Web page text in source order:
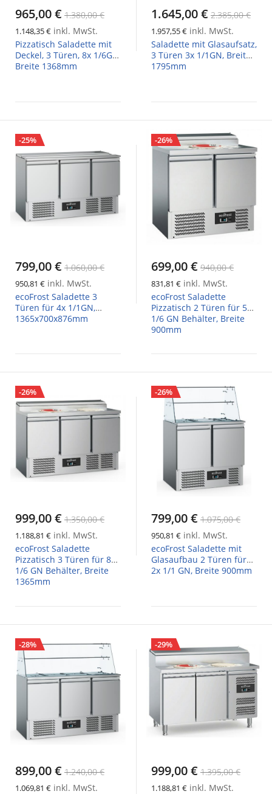
965,00 € 1.380,00 €
1.148,35 € inkl. MwSt.
Pizzatisch Saladette mit
Deckel, 3 Türen, 8x 1/6GN,
Breite 1368mm
1.645,00 € 2.385,00 €
1.957,55 € inkl. MwSt.
Saladette mit Glasaufsatz,
3 Türen 3x 1/1GN, Breite
1795mm
-25%
799,00 € 1.060,00 €
950,81 € inkl. MwSt.
ecoFrost Saladette 3
Türen für 4x 1/1GN,
1365x700x876mm
-26%
699,00 € 940,00 €
831,81 € inkl. MwSt.
ecoFrost Saladette
Pizzatisch 2 Türen für 5x
1/6 GN Behälter, Breite
900mm
-26%
999,00 € 1.350,00 €
1.188,81 € inkl. MwSt.
ecoFrost Saladette
Pizzatisch 3 Türen für 8x
1/6 GN Behälter, Breite
1365mm
-26%
799,00 € 1.075,00 €
950,81 € inkl. MwSt.
ecoFrost Saladette mit
Glasaufbau 2 Türen für
2x 1/1 GN, Breite 900mm
-28%
899,00 € 1.240,00 €
1.069,81 € inkl. MwSt.
-29%
999,00 € 1.395,00 €
1.188,81 € inkl. MwSt.